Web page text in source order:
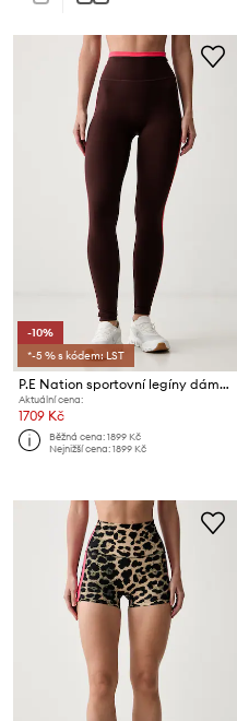
-10%
*-5 % s kódem: LST
P.E Nation sportovní legíny dámské
Aktuální cena:
1709 Kč
Běžná cena:1899 Kč
Nejnižší cena:1899 Kč